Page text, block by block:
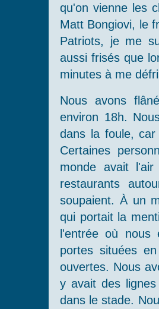
qu'on vienne les
Matt Bongiovi, le
Patriots, je me
aussi frisés que
minutes à me
Nous avons
environ 18h.
dans la foule,
Certaines
monde avait
restaurants
soupaient. À un
qui portait la
l'entrée où
portes situées
ouvertes. Nous
y avait des
dans le stade.